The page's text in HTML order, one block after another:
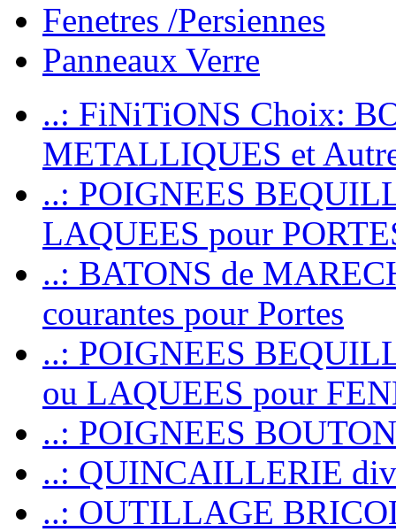
Fenetres /Persiennes
Panneaux Verre
..: FiNiTiONS Choix:
METALLIQUES et
..: POIGNEES
LAQUEES pour
..: BATONS de
courantes pour Portes
..: POIGNEES
ou LAQUEES pour
..: POIGNEES
..: QUINCAILLERIE
..: OUTILLAGE